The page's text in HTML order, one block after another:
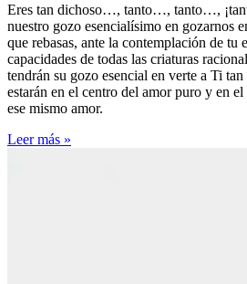
Eres tan dichoso…, tanto…, tanto…,
nuestro gozo esencialísimo en gozarnos
que rebasas, ante la contemplación de tu
capacidades de todas las criaturas
tendrán su gozo esencial en verte a Ti
estarán en el centro del amor puro y en
ese mismo amor.
Leer más »